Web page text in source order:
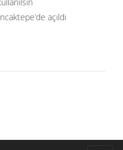
açıldı